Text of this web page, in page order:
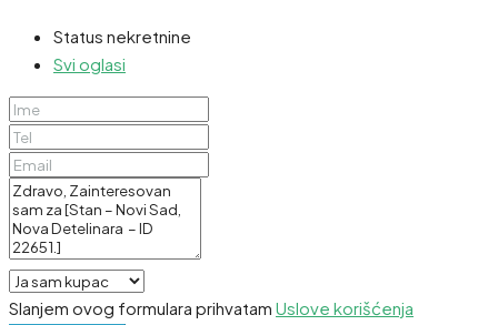
Status nekretnine
Svi oglasi
Slanjem ovog formulara prihvatam Uslove korišćenja